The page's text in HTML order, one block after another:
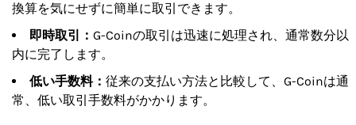
換算を気にせずに簡単に取引できます。
即時取引： G-Coinの取引は迅速に処理され、通常数分以
内に完了します。
低い手数料： 従来の支払い方法と比較して、G-Coinは通
常、低い取引手数料がかかります。